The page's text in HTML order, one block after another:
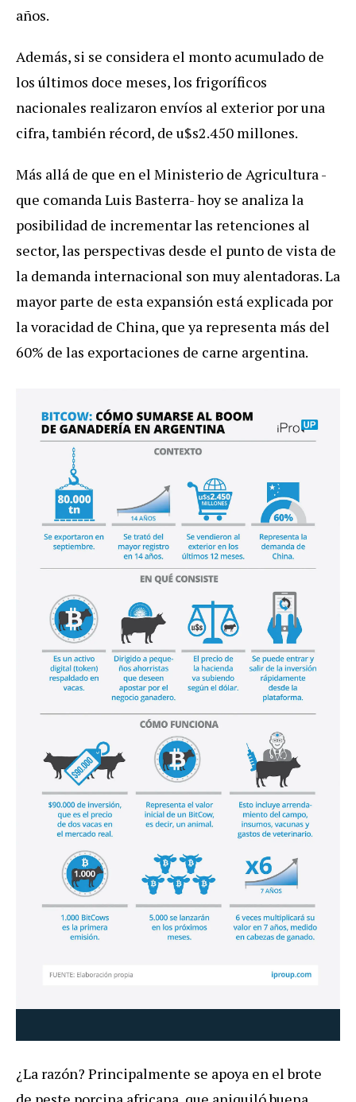
años.
Además, si se considera el monto acumulado de
los últimos doce meses, los frigoríficos
nacionales realizaron envíos al exterior por una
cifra, también récord, de u$s2.450 millones.
Más allá de que en el Ministerio de Agricultura -
que comanda Luis Basterra- hoy se analiza la
posibilidad de incrementar las retenciones al
sector, las perspectivas desde el punto de vista de
la demanda internacional son muy alentadoras. La
mayor parte de esta expansión está explicada por
la voracidad de China, que ya representa más del
60% de las exportaciones de carne argentina.
¿La razón? Principalmente se apoya en el brote